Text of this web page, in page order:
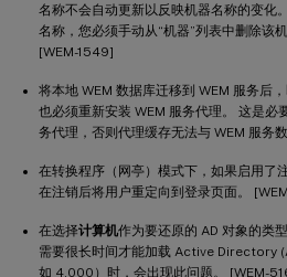
名称不会自动更新以反映机器名称的变化
名称，您必须手动从“机器”列表中删除该
[WEM-1549]
将本地 WEM 数据库迁移到 WEM 服务后
也必须重新安装 WEM 服务代理。 这是必
务代理，否则代理缓存无法与 WEM 服务
在转换程序（网亭）模式下，如果启用了
在注销后将用户重定向到登录页面。
在选择计算机作为要还原的 AD 对象的类
需要很长时间才能加载 Active Directory
如 4,000）时，会出现此问题。 [WEM-